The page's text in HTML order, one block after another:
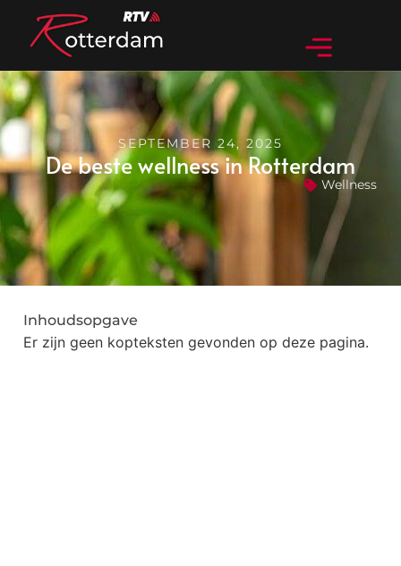
SEPTEMBER 24, 2025
De beste wellness in Rotterdam
Wellness
Inhoudsopgave
Er zijn geen kopteksten gevonden op deze pagina.